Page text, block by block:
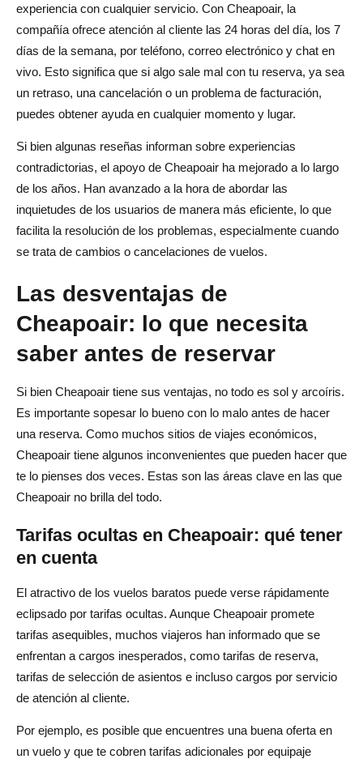
experiencia con cualquier servicio. Con Cheapoair, la
compañía ofrece atención al cliente las 24 horas del día, los 7
días de la semana, por teléfono, correo electrónico y chat en
vivo. Esto significa que si algo sale mal con tu reserva, ya sea
un retraso, una cancelación o un problema de facturación,
puedes obtener ayuda en cualquier momento y lugar.
Si bien algunas reseñas informan sobre experiencias
contradictorias, el apoyo de Cheapoair ha mejorado a lo largo
de los años. Han avanzado a la hora de abordar las
inquietudes de los usuarios de manera más eficiente, lo que
facilita la resolución de los problemas, especialmente cuando
se trata de cambios o cancelaciones de vuelos.
Las desventajas de
Cheapoair: lo que necesita
saber antes de reservar
Si bien Cheapoair tiene sus ventajas, no todo es sol y arcoíris.
Es importante sopesar lo bueno con lo malo antes de hacer
una reserva. Como muchos sitios de viajes económicos,
Cheapoair tiene algunos inconvenientes que pueden hacer que
te lo pienses dos veces. Estas son las áreas clave en las que
Cheapoair no brilla del todo.
Tarifas ocultas en Cheapoair: qué tener
en cuenta
El atractivo de los vuelos baratos puede verse rápidamente
eclipsado por tarifas ocultas. Aunque Cheapoair promete
tarifas asequibles, muchos viajeros han informado que se
enfrentan a cargos inesperados, como tarifas de reserva,
tarifas de selección de asientos e incluso cargos por servicio
de atención al cliente.
Por ejemplo, es posible que encuentres una buena oferta en
un vuelo y que te cobren tarifas adicionales por equipaje